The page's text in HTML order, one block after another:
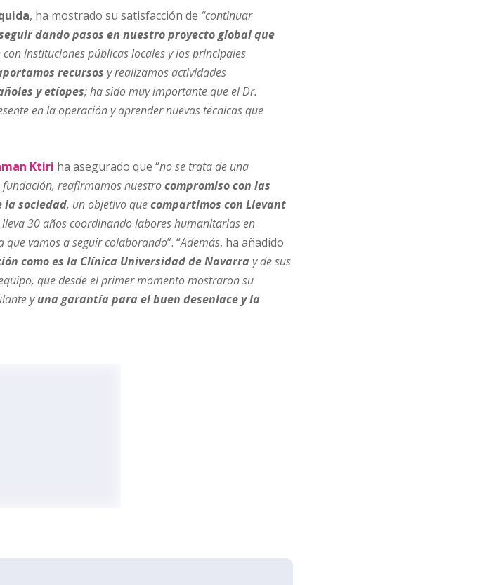
, ha mostrado su satisfacción de “continuar
dando pasos en nuestro proyecto global que
instituciones públicas locales y los principales
recursos yrealizamos actividades
y etíopes; ha sido muy importante que el Dr.
en la operación y aprender nuevas técnicas que
Ktiri ha asegurado que “no se trata de una
reafirmamos nuestrocompromiso con las
la sociedad, un objetivo quecompartimos con Llevant
30 años coordinando labores humanitarias en
que vamos a seguir colaborando”. “Además, ha añadido
como es la Clínica Universidad de Navarra y de sus
que desde el primer momento mostraron su
yuna garantía para el buen desenlace y la